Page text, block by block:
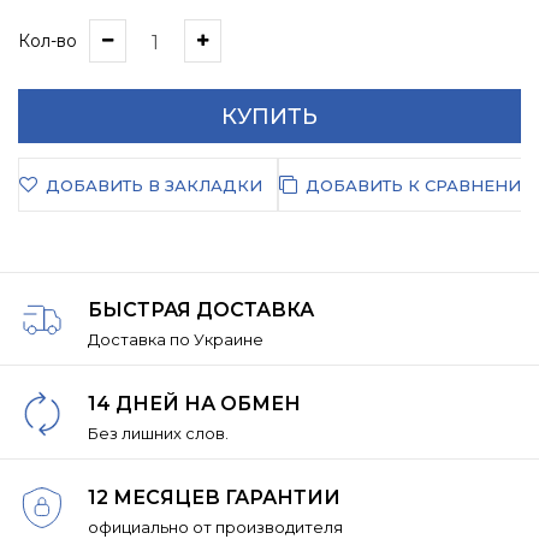
Кол-во
КУПИТЬ
ДОБАВИТЬ В ЗАКЛАДКИ ДОБАВИТЬ К СРАВНЕНИЮ
БЫСТРАЯ ДОСТАВКА
Доставка по Украине
14 ДНЕЙ НА ОБМЕН
Без лишних слов.
12 МЕСЯЦЕВ ГАРАНТИИ
официально от производителя